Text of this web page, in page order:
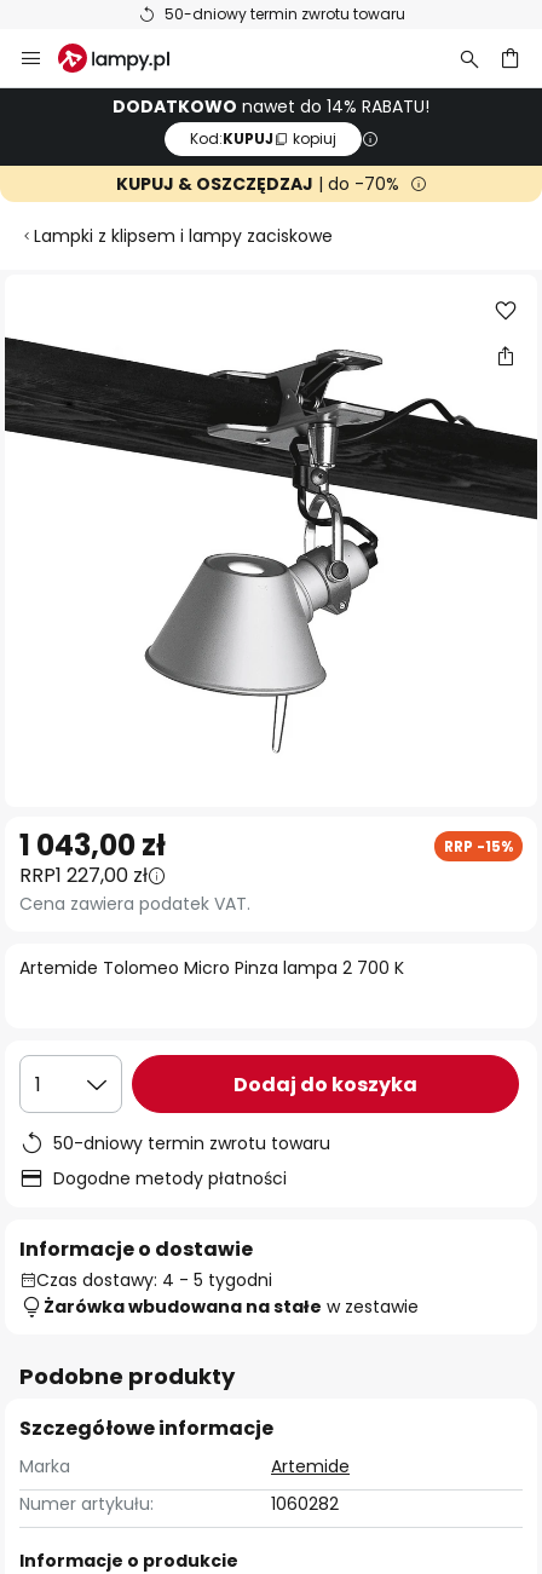
50-dniowy termin zwrotu towaru
Przejdź
do
DODATKOWO nawet do 14% RABATU!
Kod:KUPUJ kopiuj
KUPUJ & OSZCZĘDZAJ | do -70%
Lampki z klipsem i lampy zaciskowe
koniec
galerii
na
początek
galerii
Artemide Tolomeo Micro Pinza lampa 2 700 K
1 043,00 zł RRP -15%
RRP1 227,00 zł
Cena zawiera podatek VAT.
1 Dodaj do koszyka
50-dniowy termin zwrotu towaru
Dogodne metody płatności
Informacje o dostawie
Czas dostawy: 4 - 5 tygodni
Żarówka wbudowana na stałe w zestawie
Podobne produkty
Szczegółowe informacje
Marka
Artemide
Numer artykułu:
1060282
Informacje o produkcie